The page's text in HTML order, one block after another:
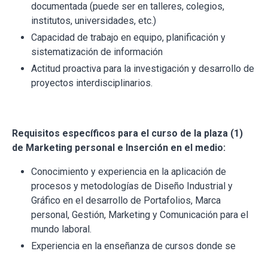
documentada (puede ser en talleres, colegios,
institutos, universidades, etc.)
Capacidad de trabajo en equipo, planificación y
sistematización de información
Actitud proactiva para la investigación y desarrollo de
proyectos interdisciplinarios.
Requisitos específicos para el curso de la plaza (1)
de Marketing personal e Inserción en el medio:
Conocimiento y experiencia en la aplicación de
procesos y metodologías de Diseño Industrial y
Gráfico en el desarrollo de Portafolios, Marca
personal, Gestión, Marketing y Comunicación para el
mundo laboral.
Experiencia en la enseñanza de cursos donde se